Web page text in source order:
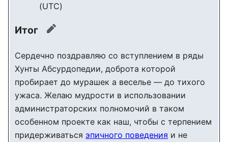
(UTC)
Итог править
Сердечно поздравляю со вступлением в ряды
Хунты Абсурдопедии, доброта которой
пробирает до мурашек а веселье — до тихого
ужаса. Желаю мудрости в использовании
администраторских полномочий в таком
особенном проекте как наш, чтобы с терпением
придерживаться эпичного поведения и не